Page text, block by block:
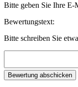
Bitte geben Sie Ihre E-
Bewertungstext:
Bitte schreiben Sie